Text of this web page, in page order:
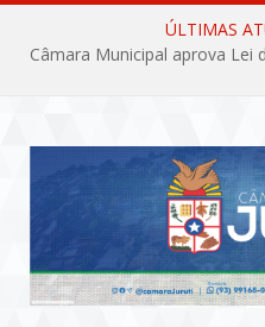
ÚLTIMAS